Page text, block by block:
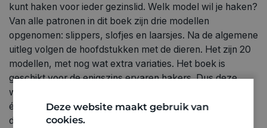
kunt haken voor ieder gezinslid. Welk model wil je haken?
Van alle patronen in dit boek zijn drie modellen
opgenomen: slippers, slofjes en laarsjes. Na de algemene
uitleg volgen de hoofdstukken met de dieren. Het zijn 20
modellen, met nog wat extra variaties. Het boek is
geschikt voor de enigszins ervaren hakers. Dus deze
winter hebben we allemaal beestachtig leuke pantoffels
én warme voeten! Uitgever ‏ : ‎ Forte; 1e editie (14
december 2021) Taal ‏ : ‎ Nederlands Paperback ‏ : ‎ 128
Deze website maakt gebruik van
cookies.